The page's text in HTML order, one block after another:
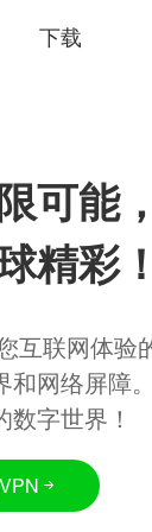
下载
可能，
精彩！
互联网体验
和网络屏障
字世界！